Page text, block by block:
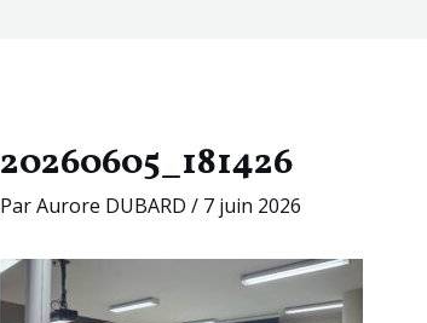
20260605_181426
ParAurore DUBARD / 7 juin 2026